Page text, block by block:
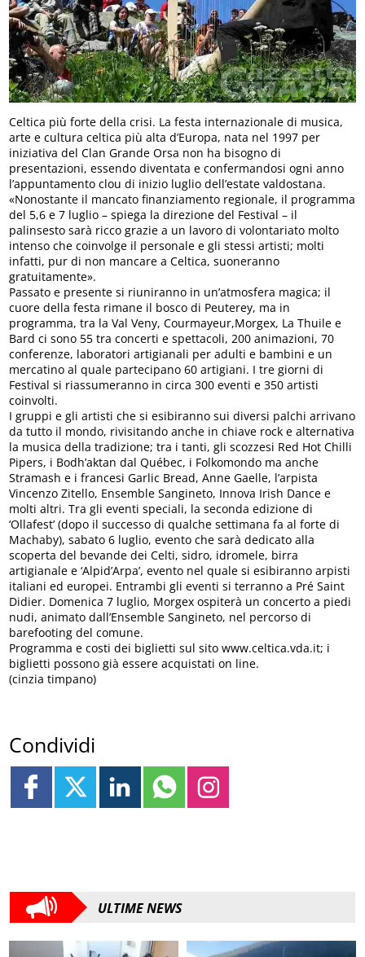
Celtica più forte della crisi. La festa internazionale di musica,
arte e cultura celtica più alta d’Europa, nata nel 1997 per
iniziativa del Clan Grande Orsa non ha bisogno di
presentazioni, essendo diventata e confermandosi ogni anno
l’appuntamento clou di inizio luglio dell’estate valdostana.
«Nonostante il mancato finanziamento regionale, il programma
del 5,6 e 7 luglio – spiega la direzione del Festival – il
palinsesto sarà ricco grazie a un lavoro di volontariato molto
intenso che coinvolge il personale e gli stessi artisti; molti
infatti, pur di non mancare a Celtica, suoneranno
gratuitamente».
Passato e presente si riuniranno in un’atmosfera magica; il
cuore della festa rimane il bosco di Peuterey, ma in
programma, tra la Val Veny, Courmayeur,Morgex, La Thuile e
Bard ci sono 55 tra concerti e spettacoli, 200 animazioni, 70
conferenze, laboratori artigianali per adulti e bambini e un
mercatino al quale partecipano 60 artigiani. I tre giorni di
Festival si riassumeranno in circa 300 eventi e 350 artisti
coinvolti.
I gruppi e gli artisti che si esibiranno sui diversi palchi arrivano
da tutto il mondo, rivisitando anche in chiave rock e alternativa
la musica della tradizione; tra i tanti, gli scozzesi Red Hot Chilli
Pipers, i Bodh’aktan dal Québec, i Folkomondo ma anche
Stramash e i francesi Garlic Bread, Anne Gaelle, l’arpista
Vincenzo Zitello, Ensemble Sangineto, Innova Irish Dance e
molti altri. Tra gli eventi speciali, la seconda edizione di
‘Ollafest’ (dopo il successo di qualche settimana fa al forte di
Machaby), sabato 6 luglio, evento che sarà dedicato alla
scoperta del bevande dei Celti, sidro, idromele, birra
artigianale e ‘Alpid’Arpa’, evento nel quale si esibiranno arpisti
italiani ed europei. Entrambi gli eventi si terranno a Pré Saint
Didier. Domenica 7 luglio, Morgex ospiterà un concerto a piedi
nudi, animato dall’Ensemble Sangineto, nel percorso di
barefooting del comune.
Programma e costi dei biglietti sul sito www.celtica.vda.it; i
biglietti possono già essere acquistati on line.
(cinzia timpano)
Condividi
ULTIME NEWS